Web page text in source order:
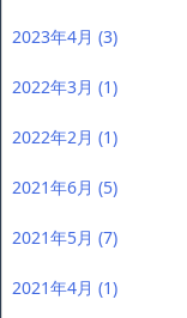
2023年4月 (3)
2022年3月 (1)
2022年2月 (1)
2021年6月 (5)
2021年5月 (7)
2021年4月 (1)